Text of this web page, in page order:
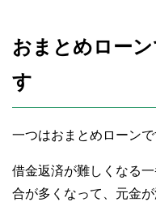
おまとめロー
す
一つはおまとめローンで
借金返済が難しくなる
合が多くなって、元金